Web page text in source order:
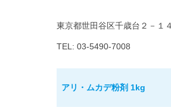
東京都世田谷区千歳台２－１
TEL: 03-5490-7008
アリ・ムカデ粉剤 1kg